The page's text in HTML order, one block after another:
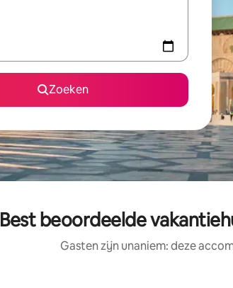
Zoeken
Best beoordeelde
Gasten zijn unaniem: deze